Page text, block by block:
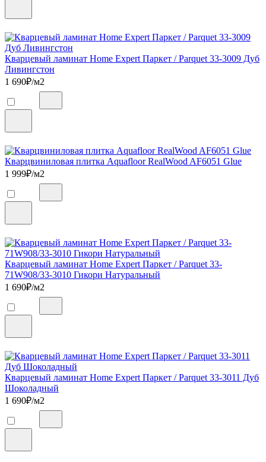
Кварцевый ламинат Home Expert Паркет / Parquet 33-3009 Дуб
Ливингстон
1 690₽/м2
Кварцвиниловая плитка Aquafloor RealWood AF6051 Glue
1 999₽/м2
Кварцевый ламинат Home Expert Паркет / Parquet 33-
71W908/33-3010 Гикори Натуральный
1 690₽/м2
Кварцевый ламинат Home Expert Паркет / Parquet 33-3011 Дуб
Шоколадный
1 690₽/м2